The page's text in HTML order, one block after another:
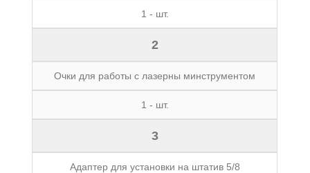
1 - шт.
2
Очки для работы с лазерны минструментом
1 - шт.
3
Адаптер для установки на штатив 5/8